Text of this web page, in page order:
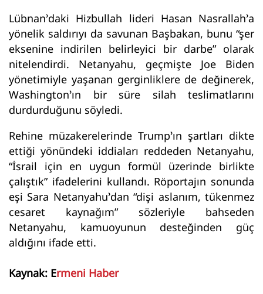
Lübnan’daki Hizbullah lideri Hasan Nasrallah’a
yönelik saldırıyı da savunan Başbakan, bunu “şer
eksenine indirilen belirleyici bir darbe” olarak
nitelendirdi. Netanyahu, geçmişte Joe Biden
yönetimiyle yaşanan gerginliklere de değinerek,
Washington’ın bir süre silah teslimatlarını
durdurduğunu söyledi.
Rehine müzakerelerinde Trump’ın şartları dikte
ettiği yönündeki iddiaları reddeden Netanyahu,
“İsrail için en uygun formül üzerinde birlikte
çalıştık” ifadelerini kullandı. Röportajın sonunda
eşi Sara Netanyahu’dan “dişi aslanım, tükenmez
cesaret kaynağım” sözleriyle bahseden
Netanyahu, kamuoyunun desteğinden güç
aldığını ifade etti.
Kaynak: Ermeni Haber